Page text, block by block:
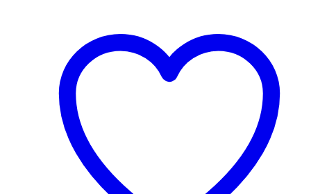
79,95 €
variantes.
Las
opciones